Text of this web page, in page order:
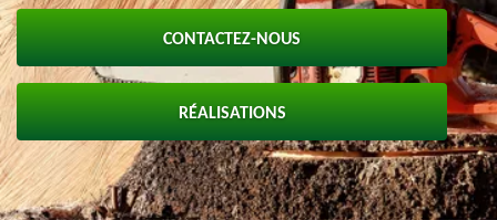
CONTACTEZ-NOUS
RÉALISATIONS